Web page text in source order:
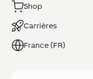
Shop
Carrières
France (FR)